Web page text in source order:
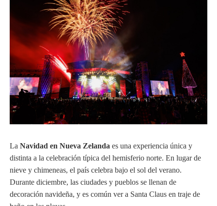
La Navidad en Nueva Zelanda es una experiencia única y
distinta a la celebración típica del hemisferio norte. En lugar de
nieve y chimeneas, el país celebra bajo el sol del verano.
Durante diciembre, las ciudades y pueblos se llenan de
decoración navideña, y es común ver a Santa Claus en traje de